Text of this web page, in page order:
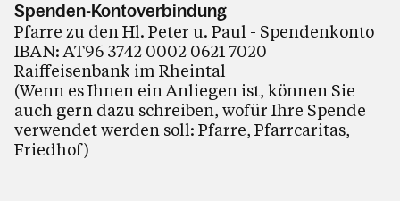
Spenden-Kontoverbindung
Pfarre zu den Hl. Peter u. Paul - Spendenkonto
IBAN: AT96 3742 0002 0621 7020
Raiffeisenbank im Rheintal
(Wenn es Ihnen ein Anliegen ist, können Sie
auch gern dazu schreiben, wofür Ihre Spende
verwendet werden soll: Pfarre, Pfarrcaritas,
Friedhof)